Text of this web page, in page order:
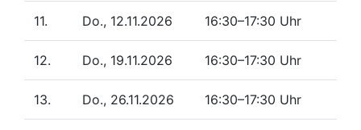
11. Do., 12.11.2026 16:30–17:30 Uhr
12. Do., 19.11.2026 16:30–17:30 Uhr
13. Do., 26.11.2026 16:30–17:30 Uhr